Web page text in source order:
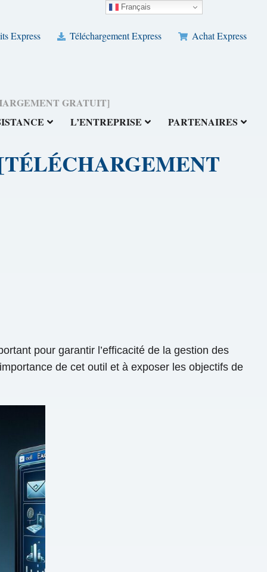
Express Téléchargement Express Achat Express
L’ENTREPRISE PARTENAIRES
GRATUIT]
[TÉLÉCHARGEMENT
pour garantir l’efficacité de la gestion des
de cet outil et à exposer les objectifs de
Français